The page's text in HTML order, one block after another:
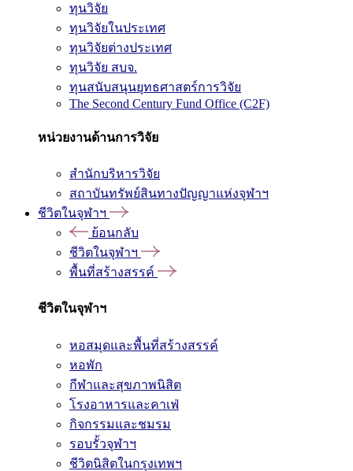
ทุนวิจัย
ทุนวิจัยในประเทศ
ทุนวิจัยต่างประเทศ
ทุนวิจัย สบจ.
ทุนสนับสนุนยุทธศาสตร์การวิจัย
The Second Century Fund Office (C2F)
หน่วยงานด้านการวิจัย
สำนักบริหารวิจัย
สถาบันทรัพย์สินทางปัญญาแห่งจุฬาฯ
ชีวิตในจุฬาฯ
ย้อนกลับ
ชีวิตในจุฬาฯ
พื้นที่สร้างสรรค์
ชีวิตในจุฬาฯ
หอสมุดและพื้นที่สร้างสรรค์
หอพัก
กีฬาและสุขภาพนิสิต
โรงอาหารและคาเฟ่
กิจกรรมและชมรม
รอบรั้วจุฬาฯ
ชีวิตนิสิตในกรุงเทพฯ